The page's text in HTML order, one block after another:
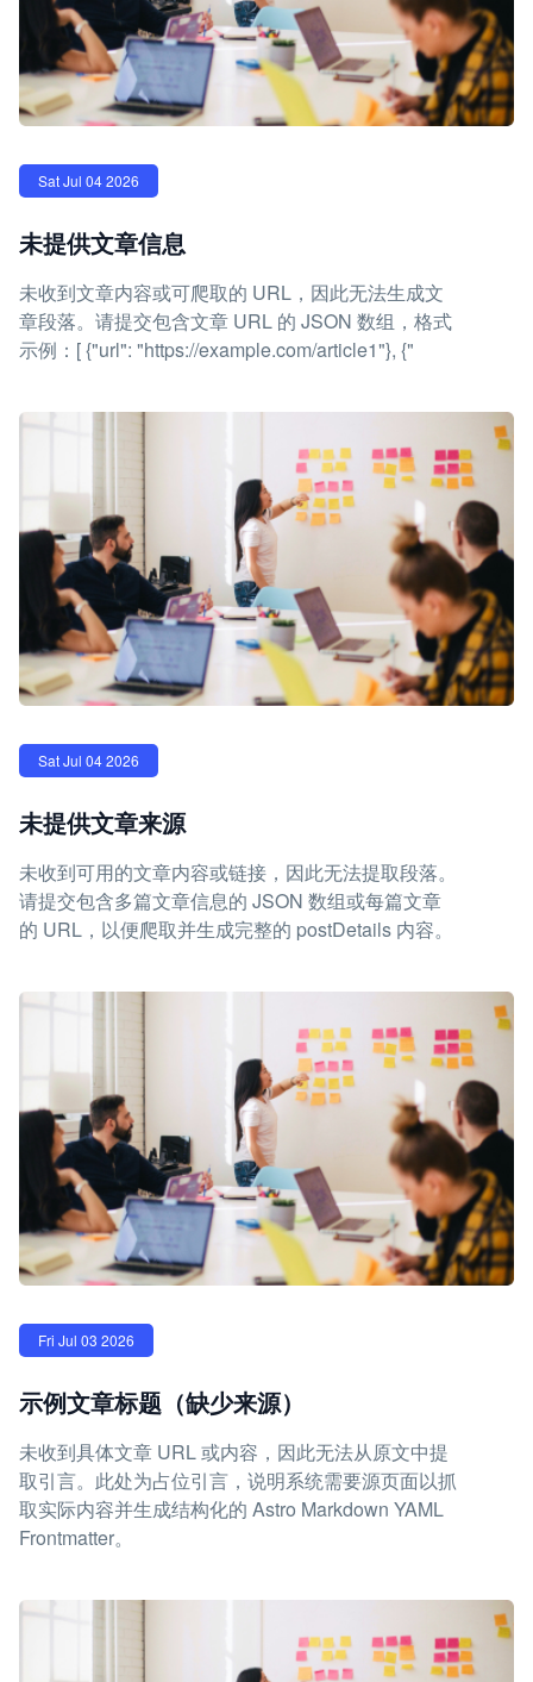
Sat Jul 04 2026
未提供文章信息
未收到文章内容或可爬取的 URL，因此无法生成文
章段落。请提交包含文章 URL 的 JSON 数组，格式
示例：[ {"url": "https://example.com/article1"}, {"
Sat Jul 04 2026
未提供文章来源
未收到可用的文章内容或链接，因此无法提取段落。
请提交包含多篇文章信息的 JSON 数组或每篇文章
的 URL，以便爬取并生成完整的 postDetails 内容。
Fri Jul 03 2026
示例文章标题（缺少来源）
未收到具体文章 URL 或内容，因此无法从原文中提
取引言。此处为占位引言，说明系统需要源页面以抓
取实际内容并生成结构化的 Astro Markdown YAML
Frontmatter。